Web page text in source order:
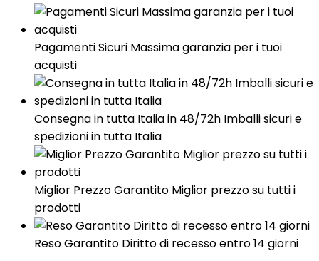
Pagamenti Sicuri Massima garanzia per i tuoi
acquisti
Consegna in tutta Italia in 48/72h Imballi sicuri e
spedizioni in tutta Italia
Miglior Prezzo Garantito Miglior prezzo su tutti i
prodotti
Reso Garantito Diritto di recesso entro 14 giorni